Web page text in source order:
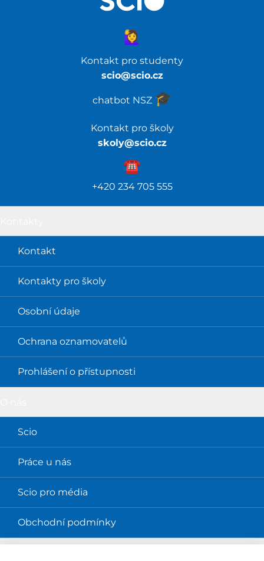
Kontakt pro studenty
scio@scio.cz
chatbot NSZ 🎓️
🙋‍♀️
Kontakt pro školy
skoly@scio.cz
☎️️
+420 234 705 555
Kontakt
Kontakty pro školy
Osobní údaje
Ochrana oznamovatelů
Prohlášení o přístupnosti
Scio
Práce u nás
Scio pro média
Obchodní podmínky